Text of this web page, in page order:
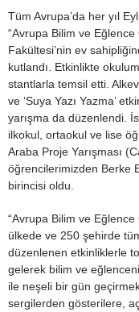
Tüm Avrupa’da her yıl
“Avrupa Bilim ve
Fakültesi’nin ev
kutlandı. Etkinlikte
stantlarla temsil etti. Alkev
ve ‘Suya Yazı Yazma’
yarışma da düzenlendi.
ilkokul, ortaokul ve lise
Araba Proje Yarışması
öğrencilerimizden Berke
birincisi oldu.
“Avrupa Bilim ve Eğlence
ülkede ve 250 şehirde
düzenlenen etkinliklerle
gelerek bilim ve
ile neşeli bir gün
sergilerden gösterilere,